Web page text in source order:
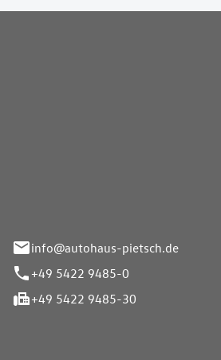
info@autohaus-pietsch.de
+49 5422 9485-0
+49 5422 9485-30